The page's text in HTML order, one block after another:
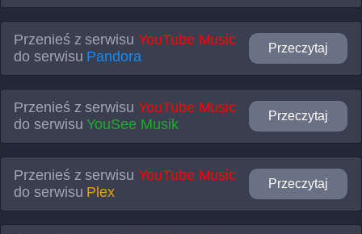
Przenieś z serwisu YouTube Music
do serwisu Pandora
Przeczytaj
Przenieś z serwisu YouTube Music
do serwisuYouSee Musik
Przeczytaj
Przenieś z serwisu YouTube Music
do serwisu Plex
Przeczytaj